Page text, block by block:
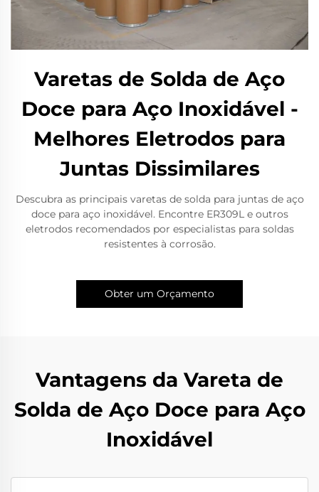
Varetas de Solda de Aço
Doce para Aço Inoxidável -
Melhores Eletrodos para
Juntas Dissimilares
Descubra as principais varetas de solda para juntas de aço
doce para aço inoxidável. Encontre ER309L e outros
eletrodos recomendados por especialistas para soldas
resistentes à corrosão.
Obter um Orçamento
Vantagens da Vareta de
Solda de Aço Doce para Aço
Inoxidável